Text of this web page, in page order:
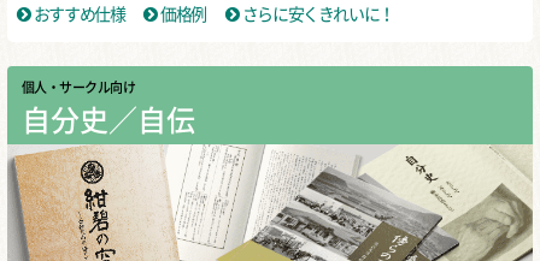
おすすめ仕様
価格例 さらに安くきれいに！
個人・サークル向け
自分史／自伝